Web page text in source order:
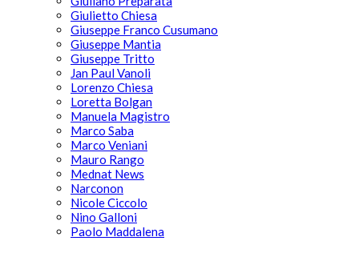
Giulietto Chiesa
Giuseppe Franco Cusumano
Giuseppe Mantia
Giuseppe Tritto
Jan Paul Vanoli
Lorenzo Chiesa
Loretta Bolgan
Manuela Magistro
Marco Saba
Marco Veniani
Mauro Rango
Mednat News
Narconon
Nicole Ciccolo
Nino Galloni
Paolo Maddalena